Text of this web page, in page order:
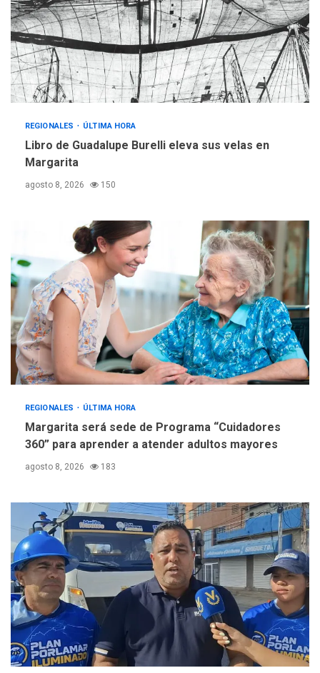
3
operativa con flota
vehicular de 60 unidades
adquiridas en un año de
gestión
4
REGIONALES ÚLTIMA HORA
«Juan Bautista Arismendi» a
la altura de Macho Muerto
trabajan en diplomado para
creación y manejo de
estadísticas de turismo
REGIONALES ÚLTIMA HORA
Libro de Guadalupe Burelli eleva sus velas en
Margarita
agosto 8, 2026 150
REGIONALES ÚLTIMA HORA
Margarita será sede de Programa “Cuidadores
360” para aprender a atender adultos mayores
agosto 8, 2026 183